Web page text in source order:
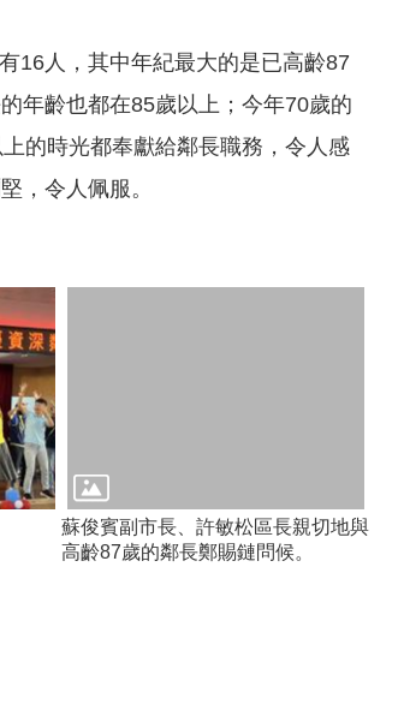
16人，其中年紀最大的是已高齡87
年齡也都在85歲以上；今年70歲的
的時光都奉獻給鄰長職務，令人感
，令人佩服。
蘇俊賓副市長、許敏松區長親切地與
高齡87歲的鄰長鄭賜鏈問候。